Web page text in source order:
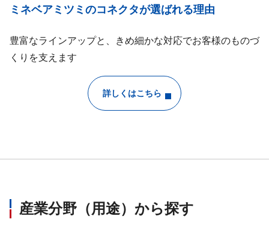
ミネベアミツミのコネクタが選ばれる理由
豊富なラインアップと、きめ細かな対応でお客様のものづ
くりを支えます
詳しくはこちら
産業分野（用途）から探す